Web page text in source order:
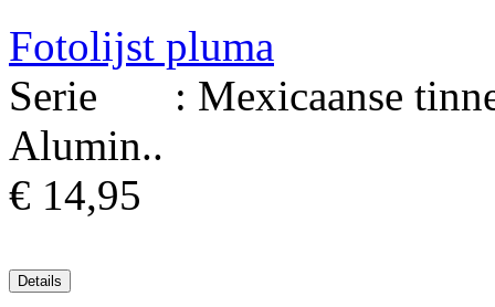
Fotolijst pluma
Serie : Mexicaanse
Alumin..
€ 14,95